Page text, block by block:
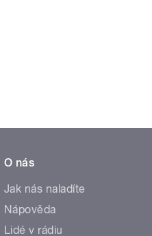
O nás
Jak nás naladíte
Nápověda
Lidé v rádiu